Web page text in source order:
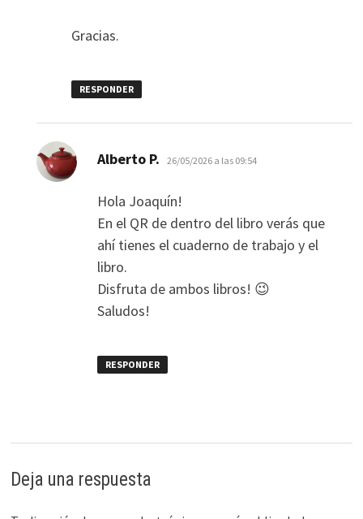
Gracias.
RESPONDER
Alberto P. dice:
26/05/2026 a las 09:54
Hola Joaquín!
En el QR de dentro del libro verás que
ahí tienes el cuaderno de trabajo y el
libro.
Disfruta de ambos libros! 😉
Saludos!
RESPONDER
Deja una respuesta